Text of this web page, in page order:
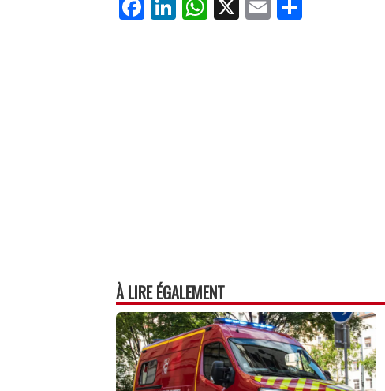
ce nk ha m
À LIRE ÉGALEMENT